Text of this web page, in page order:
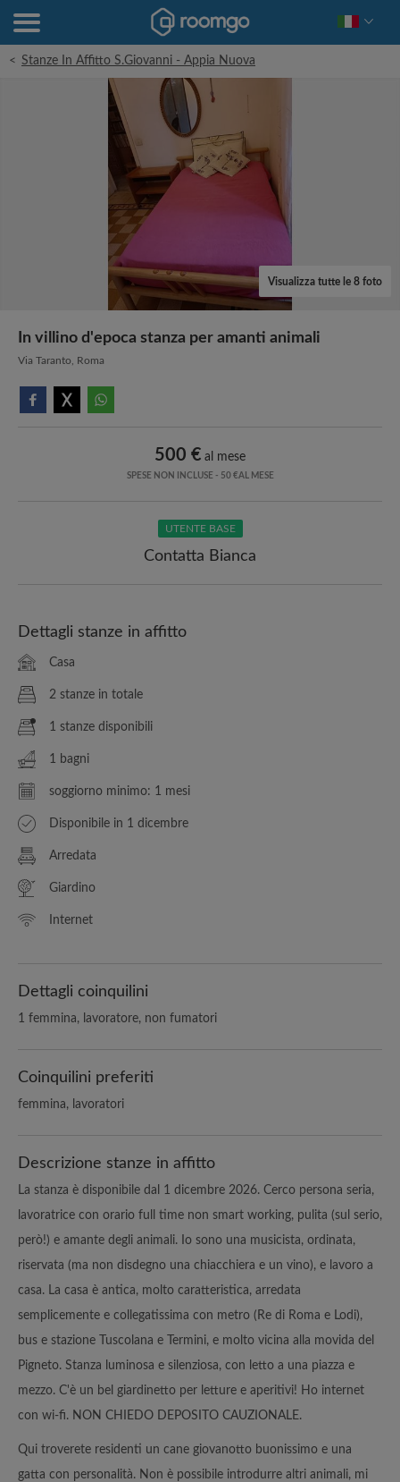
< Stanze In Affitto S.Giovanni - Appia Nuova
Visualizza tutte le 8 foto
In villino d'epoca stanza per amanti animali
Via Taranto, Roma
500 € al mese
SPESE NON INCLUSE - 50 €AL MESE
UTENTE BASE
Contatta Bianca
Dettagli stanze in affitto
Casa
2 stanze in totale
1 stanze disponibili
1 bagni
soggiorno minimo: 1 mesi
Disponibile in 1 dicembre
Arredata
Giardino
Internet
Dettagli coinquilini
1 femmina, lavoratore, non fumatori
Coinquilini preferiti
femmina, lavoratori
Descrizione stanze in affitto
La stanza è disponibile dal 1 dicembre 2026. Cerco persona seria,
lavoratrice con orario full time non smart working, pulita (sul serio,
però!) e amante degli animali. Io sono una musicista, ordinata,
riservata (ma non disdegno una chiacchiera e un vino), e lavoro a
casa. La casa è antica, molto caratteristica, arredata
semplicemente e collegatissima con metro (Re di Roma e Lodi),
bus e stazione Tuscolana e Termini, e molto vicina alla movida del
Pigneto. Stanza luminosa e silenziosa, con letto a una piazza e
mezzo. C'è un bel giardinetto per letture e aperitivi! Ho internet
con wi-fi. NON CHIEDO DEPOSITO CAUZIONALE.
Qui troverete residenti un cane giovanotto buonissimo e una
gatta con personalità. Non è possibile introdurre altri animali, mi